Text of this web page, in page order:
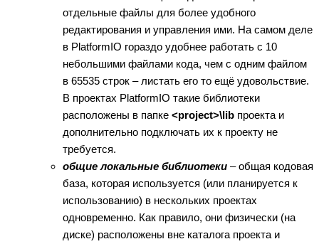
отдельные файлы для более удобного
редактирования и управления ими. На самом деле
в PlatformIO гораздо удобнее работать с 10
небольшими файлами кода, чем с одним файлом
в 65535 строк – листать его то ещё удовольствие.
В проектах PlatformIO такие библиотеки
расположены в папке <project>\lib проекта и
дополнительно подключать их к проекту не
требуется.
общие локальные библиотеки – общая кодовая
база, которая используется (или планируется к
использованию) в нескольких проектах
одновременно. Как правило, они физически (на
диске) расположены вне каталога проекта и